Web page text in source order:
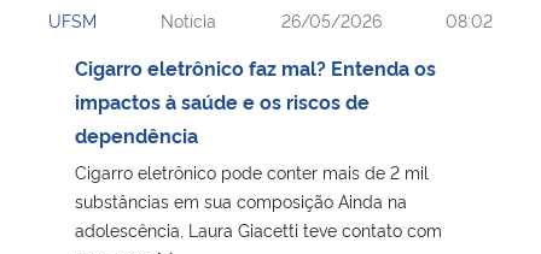
Ministério da Cidadania
Ministério da Saúde
Ministério de Minas e Energia
Ministério da Ciência, Tecnologia, Inovações e Comunicações
UFSM Notícia 26/05/2026 08:02
Cigarro eletrônico faz mal? Entenda os
impactos à saúde e os riscos de
dependência
Cigarro eletrônico pode conter mais de 2 mil
substâncias em sua composição Ainda na
adolescência, Laura Giacetti teve contato com